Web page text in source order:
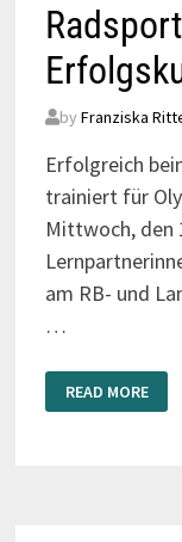
by Franziska
Erfolgreich
trainiert für
Mittwoch, den
am RB- und
…
TEAM
AUF
READ MORE